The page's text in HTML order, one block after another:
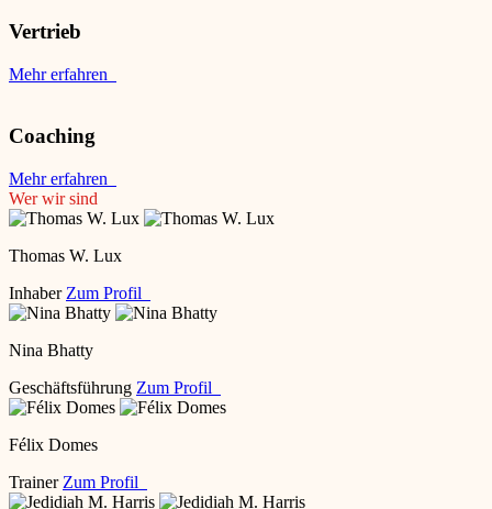
Vertrieb
Mehr erfahren
Coaching
Mehr erfahren
Wer wir sind
Thomas W. Lux
Inhaber Zum Profil
Nina Bhatty
Geschäftsführung Zum Profil
Félix Domes
Trainer Zum Profil